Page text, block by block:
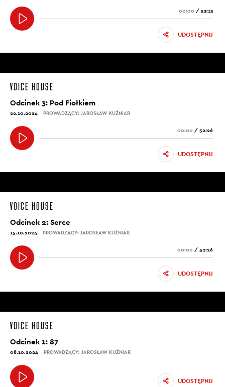
00:00 / 53:13
UDOSTĘPNIJ
Odcinek 3: Pod Fiołkiem
22.10.2024 PROWADZĄCY: JAROSŁAW KUŹNIAR
00:00 / 52:26
UDOSTĘPNIJ
Odcinek 2: Serce
15.10.2024 PROWADZĄCY: JAROSŁAW KUŹNIAR
00:00 / 52:26
UDOSTĘPNIJ
Odcinek 1: 87
08.10.2024 PROWADZĄCY: JAROSŁAW KUŹNIAR
UDOSTĘPNIJ